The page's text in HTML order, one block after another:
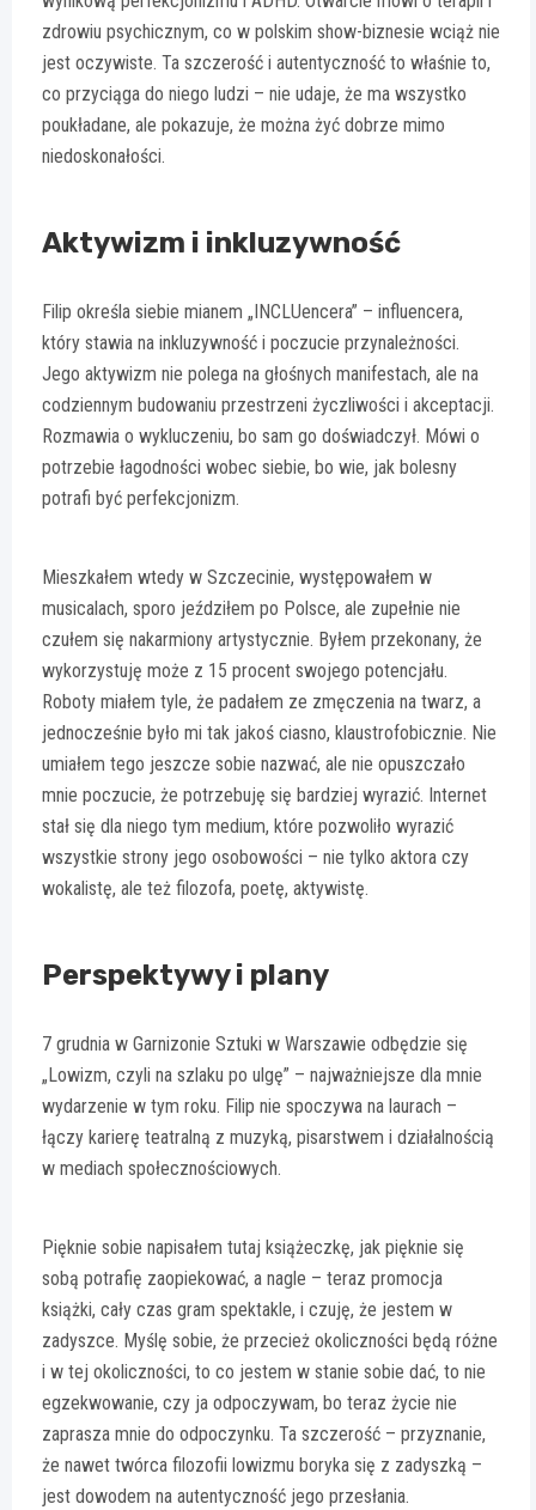
zdrowiu psychicznym, co w polskim show-biznesie wciąż nie
jest oczywiste. Ta szczerość i autentyczność to właśnie to,
co przyciąga do niego ludzi – nie udaje, że ma wszystko
poukładane, ale pokazuje, że można żyć dobrze mimo
niedoskonałości.
Aktywizm i inkluzywność
Filip określa siebie mianem „INCLUencera” – influencera,
który stawia na inkluzywność i poczucie przynależności.
Jego aktywizm nie polega na głośnych manifestach, ale na
codziennym budowaniu przestrzeni życzliwości i akceptacji.
Rozmawia o wykluczeniu, bo sam go doświadczył. Mówi o
potrzebie łagodności wobec siebie, bo wie, jak bolesny
potrafi być perfekcjonizm.
Mieszkałem wtedy w Szczecinie, występowałem w
musicalach, sporo jeździłem po Polsce, ale zupełnie nie
czułem się nakarmiony artystycznie. Byłem przekonany, że
wykorzystuję może z 15 procent swojego potencjału.
Roboty miałem tyle, że padałem ze zmęczenia na twarz, a
jednocześnie było mi tak jakoś ciasno, klaustrofobicznie. Nie
umiałem tego jeszcze sobie nazwać, ale nie opuszczało
mnie poczucie, że potrzebuję się bardziej wyrazić. Internet
stał się dla niego tym medium, które pozwoliło wyrazić
wszystkie strony jego osobowości – nie tylko aktora czy
wokalistę, ale też filozofa, poetę, aktywistę.
Perspektywy i plany
7 grudnia w Garnizonie Sztuki w Warszawie odbędzie się
„Lowizm, czyli na szlaku po ulgę” – najważniejsze dla mnie
wydarzenie w tym roku. Filip nie spoczywa na laurach –
łączy karierę teatralną z muzyką, pisarstwem i działalnością
w mediach społecznościowych.
Pięknie sobie napisałem tutaj książeczkę, jak pięknie się
sobą potrafię zaopiekować, a nagle – teraz promocja
książki, cały czas gram spektakle, i czuję, że jestem w
zadyszce. Myślę sobie, że przecież okoliczności będą różne
i w tej okoliczności, to co jestem w stanie sobie dać, to nie
egzekwowanie, czy ja odpoczywam, bo teraz życie nie
zaprasza mnie do odpoczynku. Ta szczerość – przyznanie,
że nawet twórca filozofii lowizmu boryka się z zadyszką –
jest dowodem na autentyczność jego przesłania.